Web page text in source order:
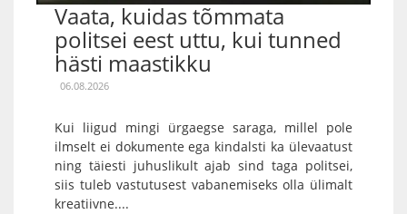
Vaata, kuidas tõmmata
politsei eest uttu, kui tunned
hästi maastikku
06.08.2026
Kui liigud mingi ürgaegse saraga, millel pole
ilmselt ei dokumente ega kindalsti ka ülevaatust
ning täiesti juhuslikult ajab sind taga politsei,
siis tuleb vastutusest vabanemiseks olla ülimalt
kreatiivne....